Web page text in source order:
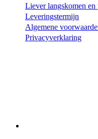
Liever langskomen en
Leveringstermijn
Algemene
Privacyverklaring